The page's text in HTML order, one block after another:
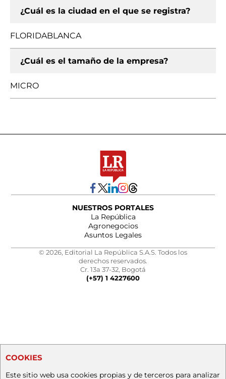
¿Cuál es la ciudad en el que se registra?
FLORIDABLANCA
¿Cuál es el tamaño de la empresa?
MICRO
NUESTROS PORTALES
La República
Agronegocios
Asuntos Legales
© 2026, Editorial La República S.A.S. Todos los
derechos reservados.
Cr. 13a 37-32, Bogotá
(+57) 1 4227600
COOKIES
Este sitio web usa cookies propias y de terceros para analizar